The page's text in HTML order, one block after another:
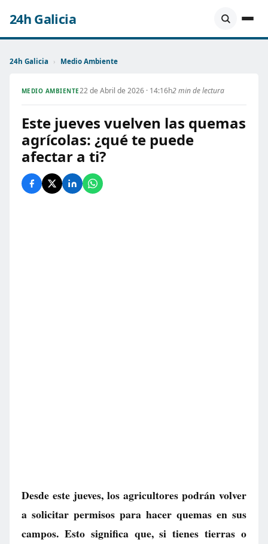
24h Galicia
24h Galicia › Medio Ambiente
MEDIO AMBIENTE22 de Abril de 2026 · 14:16h2 min de lectura
Este jueves vuelven las quemas
agrícolas: ¿qué te puede
afectar a ti?
Desde este jueves, los agricultores podrán volver
a solicitar permisos para hacer quemas en sus
campos. Esto significa que, si tienes tierras o